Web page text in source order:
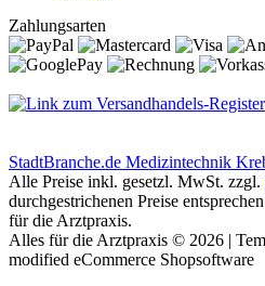
Zahlungsarten
StadtBranche.de Medizintechnik
Alle Preise inkl. gesetzl. MwSt. zzgl.
durchgestrichenen Preise
für die Arztpraxis.
Alles für die Arztpraxis © 2026 |
modified eCommerce Shopsoftware